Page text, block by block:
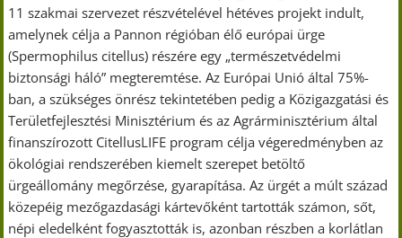
11 szakmai szervezet részvételével hétéves projekt indult,
amelynek célja a Pannon régióban élő európai ürge
(Spermophilus citellus) részére egy „természetvédelmi
biztonsági háló” megteremtése. Az Európai Unió által 75%-
ban, a szükséges önrész tekintetében pedig a Közigazgatási és
Területfejlesztési Minisztérium és az Agrárminisztérium által
finanszírozott CitellusLIFE program célja végeredményben az
ökológiai rendszerében kiemelt szerepet betöltő
ürgeállomány megőrzése, gyarapítása. Az ürgét a múlt század
közepéig mezőgazdasági kártevőként tartották számon, sőt,
népi eledelként fogyasztották is, azonban részben a korlátlan